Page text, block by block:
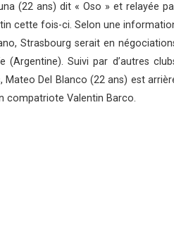
(22 ans) dit « Oso » et relayée
cette fois-ci. Selon une
Strasbourg serait en
(Argentine). Suivi par d’autres
Mateo Del Blanco (22 ans) est
compatriote Valentin Barco.